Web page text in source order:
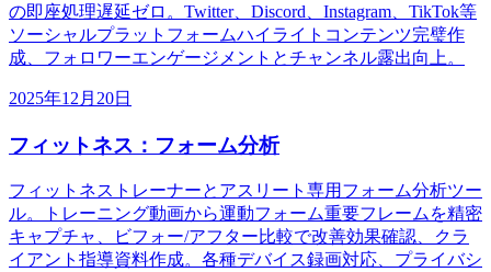
の即座処理遅延ゼロ。Twitter、Discord、Instagram、TikTok等
ソーシャルプラットフォームハイライトコンテンツ完璧作
成、フォロワーエンゲージメントとチャンネル露出向上。
2025年12月20日
フィットネス：フォーム分析
フィットネストレーナーとアスリート専用フォーム分析ツー
ル。トレーニング動画から運動フォーム重要フレームを精密
キャプチャ、ビフォー/アフター比較で改善効果確認、クラ
イアント指導資料作成。各種デバイス録画対応、プライバシ